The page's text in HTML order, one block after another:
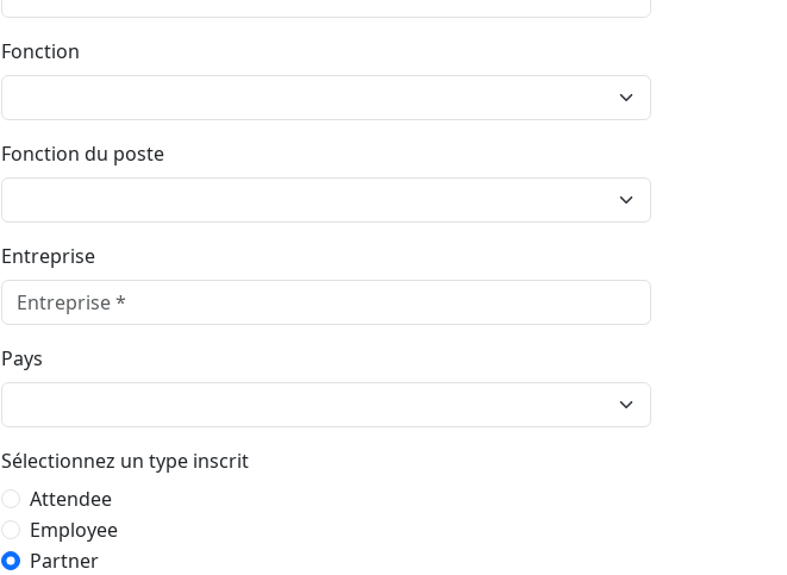
Fonction
Fonction du poste
Entreprise
Pays
Sélectionnez un type inscrit
Attendee
Employee
Partner